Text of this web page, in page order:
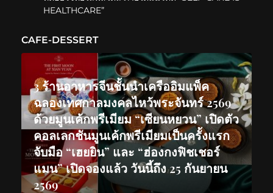
HEALTHCARE”
CAFE-DESSERT
3 ร้านอาหารจีนชั้นนำเครืออิมแพ็ค
ฉลองเทศกาลมงคลไหว้พระจันทร์ 2569
ด้วยมูนเค้กพรีเมียม “เซียนหยวน” เปิดตัว
คอลเลกชันมูนเค้กพรีเมียมเป็นครั้งแรก
จับมือ “เฮยยิน” และ “ฮ่องกงฟิชเชอร์
แมน” เปิดจองแล้ว วันนี้ถึง 25 กันยายน
2569